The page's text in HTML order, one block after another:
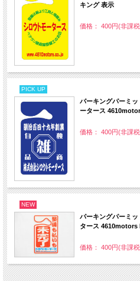
キング 表示
価格： 400円(非課
PICK UP
パーキングパーミ
ータース
価格： 400円(非課
NEW
パーキングパーミ
タース 4610motors
価格： 400円(非課